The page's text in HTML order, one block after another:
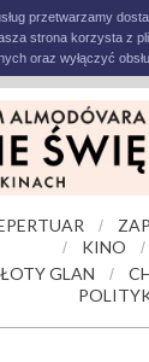
przetwarzamy
strona korzysta z
oraz wyłączyć
/
/ KINO /
GLAN /